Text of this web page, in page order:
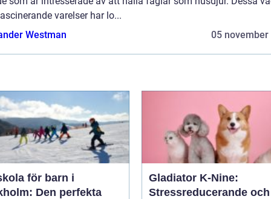
varelser har lo...
Westman
05 november
för barn i
Den perfekta
Gladiator K-Nine:
Stressreducerande och